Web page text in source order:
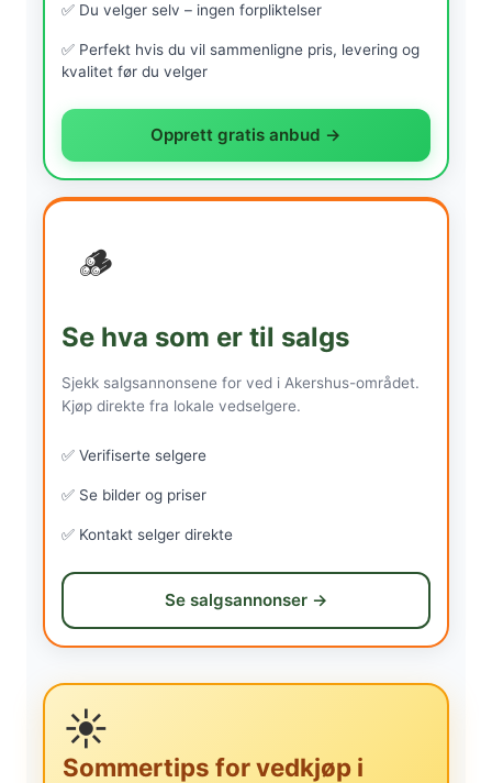
✅ Du velger selv – ingen forpliktelser
✅ Perfekt hvis du vil sammenligne pris, levering og
kvalitet før du velger
Opprett gratis anbud →
🪵
Se hva som er til salgs
Sjekk salgsannonsene for ved i Akershus-området.
Kjøp direkte fra lokale vedselgere.
✅ Verifiserte selgere
✅ Se bilder og priser
✅ Kontakt selger direkte
Se salgsannonser →
☀️
Sommertips for vedkjøp i